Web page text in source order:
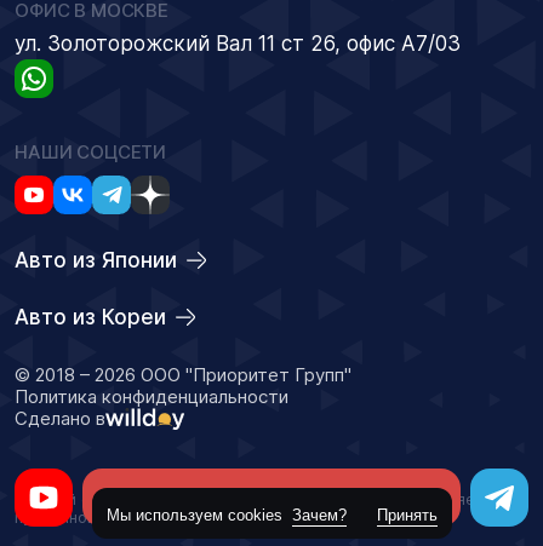
ОФИС В МОСКВЕ
ул. Золоторожский Вал 11 ст 26, офис А7/03
НАШИ СОЦСЕТИ
Авто из Японии
Авто из Кореи
© 2018 – 2026 ООО "Приоритет Групп"
Политика конфиденциальности
Сделано в
Данный сайт носит информационный характер и не является
публичной офертойМы используем cookies Зачем? Принять